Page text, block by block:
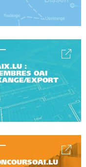
:
OAI
EXPORT